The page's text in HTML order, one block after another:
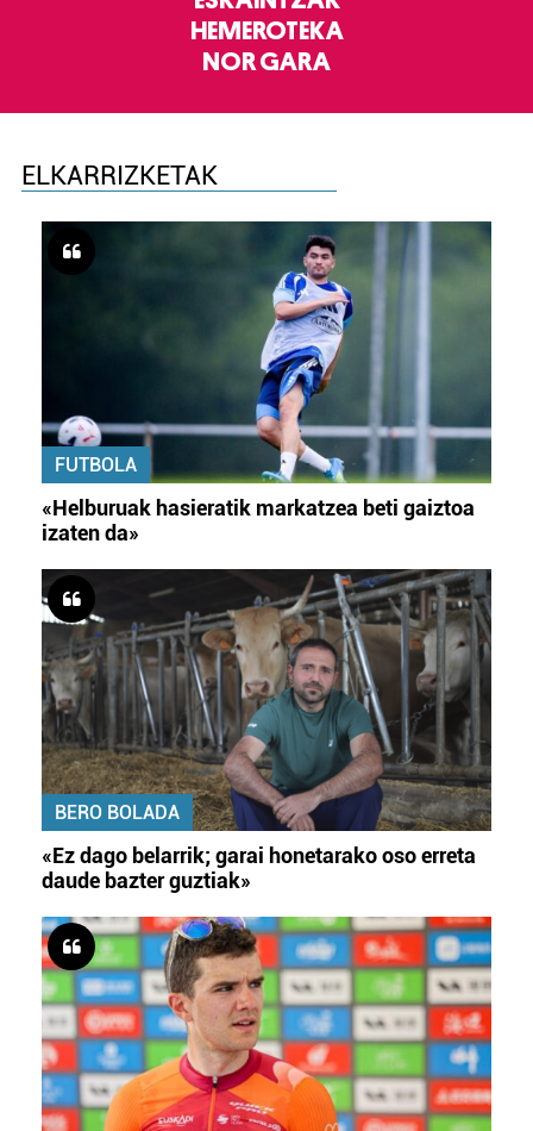
HEMEROTEKA
NOR GARA
ELKARRIZKETAK
FUTBOLA
«Helburuak hasieratik markatzea beti gaiztoa
izaten da»
BERO BOLADA
«Ez dago belarrik; garai honetarako oso erreta
daude bazter guztiak»